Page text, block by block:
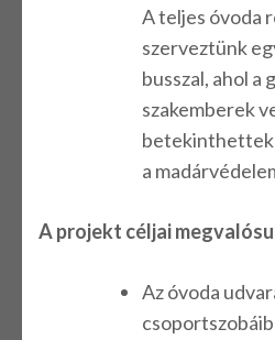
A teljes óvoda
szerveztünk
busszal, ahol a
szakemberek
betekinthettek
a
A projekt céljai
Az óvoda